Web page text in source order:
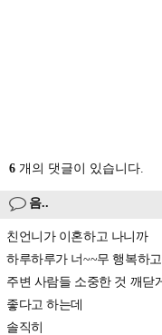
6 개의 댓글이 있습니다.
음..
친언니가 이혼하고 나니까
하루하루가 너~~무 행복하
주변 사람들 소중한 것 깨닫
좋다고 하는데
솔직히